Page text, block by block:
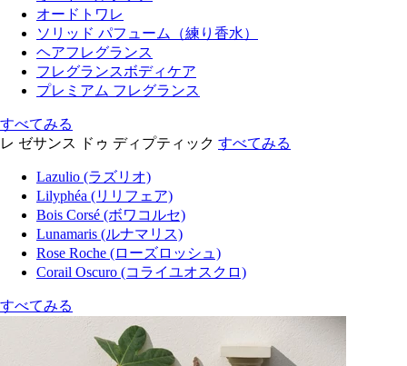
オードトワレ
ソリッド パフューム（練り香水）
ヘアフレグランス
フレグランスボディケア
プレミアム フレグランス
すべてみる
レ ゼサンス ドゥ ディプティック すべてみる
Lazulio (ラズリオ)
Lilyphéa (リリフェア)
Bois Corsé (ボワコルセ)
Lunamaris (ルナマリス)
Rose Roche (ローズロッシュ)
Corail Oscuro (コライユオスクロ)
すべてみる